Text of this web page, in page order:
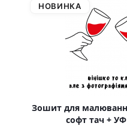
НОВИНКА
Зошит для
софт тач +